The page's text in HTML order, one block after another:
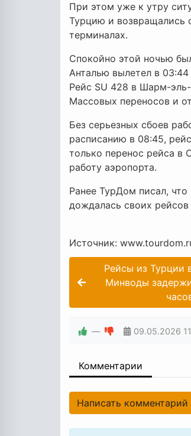
При этом уже к утру
Турцию и возвращались
терминалах.
Спокойно этой ночью
Анталью вылетел в
Рейс SU 428 в Шарм-
Массовых переносов и
Без серьезных сбоев
расписанию в 08:45,
только перенос рейса в
работу аэропорта.
Ранее ТурДом писал,
дождалась своих рейсов
Источник:
Рейсы из Турции
Минводы
— 09.05.2026
Комментарии
Написать комментарий